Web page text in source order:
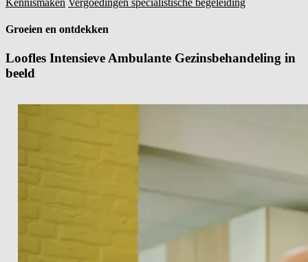
Kennismaken Vergoedingen specialistische begeleiding
Groeien en ontdekken
Loofles Intensieve Ambulante Gezinsbehandeling in
beeld